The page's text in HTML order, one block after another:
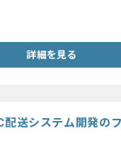
詳細を見る
配送システム開発の